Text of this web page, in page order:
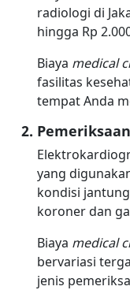
radiologi di
hingga Rp
Biaya medical
fasilitas
tempat Anda
yang
kondisi
koroner dan
Biaya medical
bervariasi
jenis